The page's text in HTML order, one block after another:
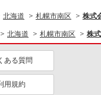
北海道 札幌市南区 株式
北海道 札幌市南区 株
ある質問
用規約